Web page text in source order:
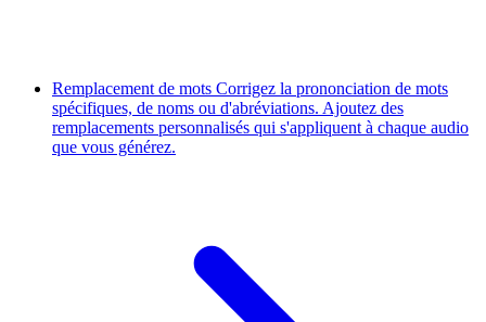
Remplacement de mots Corrigez la prononciation de mots
spécifiques, de noms ou d'abréviations. Ajoutez des
remplacements personnalisés qui s'appliquent à chaque audio
que vous générez.